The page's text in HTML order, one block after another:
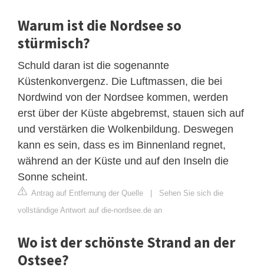
Warum ist die Nordsee so
stürmisch?
Schuld daran ist die sogenannte
Küstenkonvergenz. Die Luftmassen, die bei
Nordwind von der Nordsee kommen, werden
erst über der Küste abgebremst, stauen sich auf
und verstärken die Wolkenbildung. Deswegen
kann es sein, dass es im Binnenland regnet,
während an der Küste und auf den Inseln die
Sonne scheint.
Antrag auf Entfernung der Quelle | Sehen Sie sich die
vollständige Antwort auf die-nordsee.de an
Wo ist der schönste Strand an der
Ostsee?